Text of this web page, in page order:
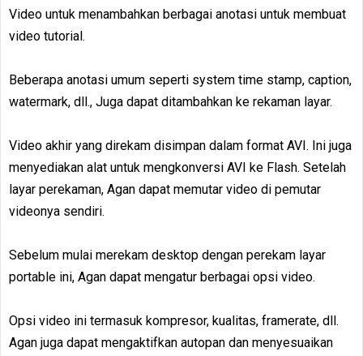
Video untuk menambahkan berbagai anotasi untuk membuat
video tutorial.
Beberapa anotasi umum seperti system time stamp, caption,
watermark, dll., Juga dapat ditambahkan ke rekaman layar.
Video akhir yang direkam disimpan dalam format AVI. Ini juga
menyediakan alat untuk mengkonversi AVI ke Flash. Setelah
layar perekaman, Agan dapat memutar video di pemutar
videonya sendiri.
Sebelum mulai merekam desktop dengan perekam layar
portable ini, Agan dapat mengatur berbagai opsi video.
Opsi video ini termasuk kompresor, kualitas, framerate, dll.
Agan juga dapat mengaktifkan autopan dan menyesuaikan